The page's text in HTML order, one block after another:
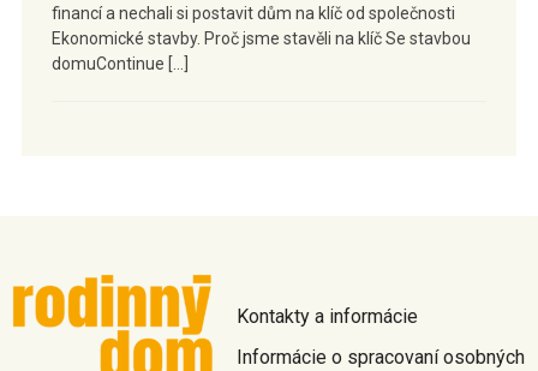
financí a nechali si postavit dům na klíč od společnosti
Ekonomické stavby. Proč jsme stavěli na klíč Se stavbou
domuContinue […]
Kontakty a informácie
Informácie o spracovaní osobných